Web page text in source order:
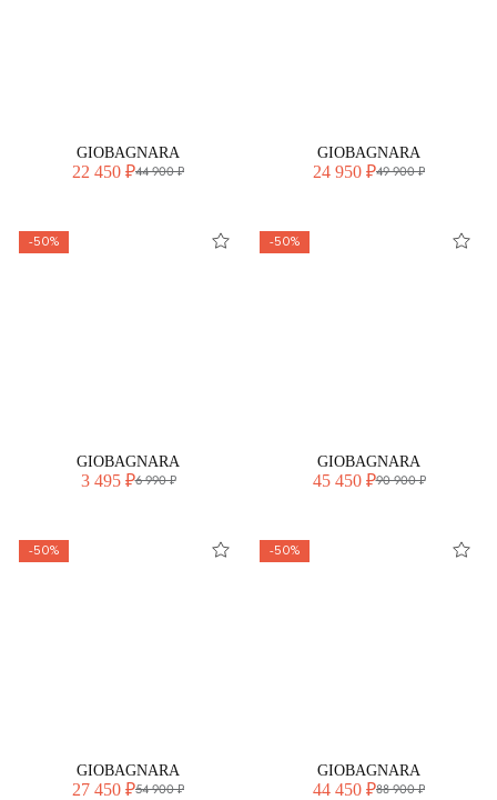
GIOBAGNARA
22 450 ₽44 900 ₽
GIOBAGNARA
24 950 ₽49 900 ₽
-50%
GIOBAGNARA
3 495 ₽6 990 ₽
-50%
GIOBAGNARA
45 450 ₽90 900 ₽
-50%
GIOBAGNARA
27 450 ₽54 900 ₽
-50%
GIOBAGNARA
44 450 ₽88 900 ₽